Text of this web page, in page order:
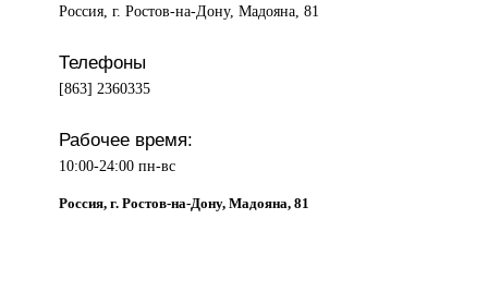
Россия, г. Ростов-на-Дону, Мадояна, 81
Телефоны
[863] 2360335
Рабочее время:
10:00-24:00 пн-вс
Россия, г. Ростов-на-Дону, Мадояна, 81